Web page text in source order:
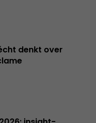
denkt over